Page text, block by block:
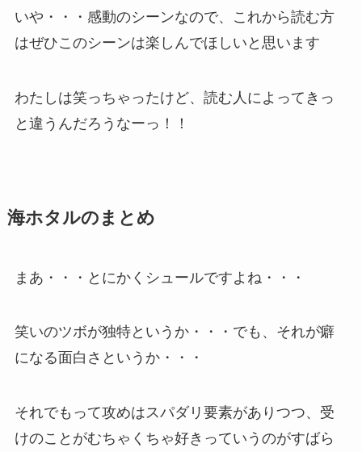
いや・・・感動のシーンなので、これから読む方
はぜひこのシーンは楽しんでほしいと思います
わたしは笑っちゃったけど、読む人によってきっ
と違うんだろうなーっ！！
海ホタルのまとめ
まあ・・・とにかくシュールですよね・・・
笑いのツボが独特というか・・・でも、それが癖
になる面白さというか・・・
それでもって攻めはスパダリ要素がありつつ、受
けのことがむちゃくちゃ好きっていうのがすばら